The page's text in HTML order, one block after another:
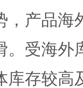
，产品海
。受海外
库存较高